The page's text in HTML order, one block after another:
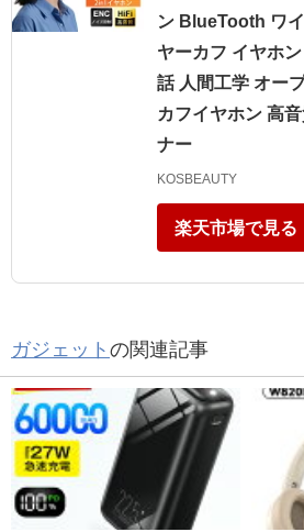
ン BlueTooth ワ
ヤーカフ イヤホ
話 人間工学 オー
カフイヤホン 高
ナー
KOSBEAUTY
楽天市場で見る
ガジェット の関連記事